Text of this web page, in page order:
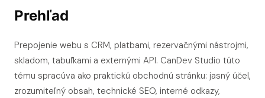
Prehľad
Prepojenie webu s CRM, platbami, rezervačnými nástrojmi,
skladom, tabuľkami a externými API. CanDev Studio túto
tému spracúva ako praktickú obchodnú stránku: jasný účel,
zrozumiteľný obsah, technické SEO, interné odkazy,